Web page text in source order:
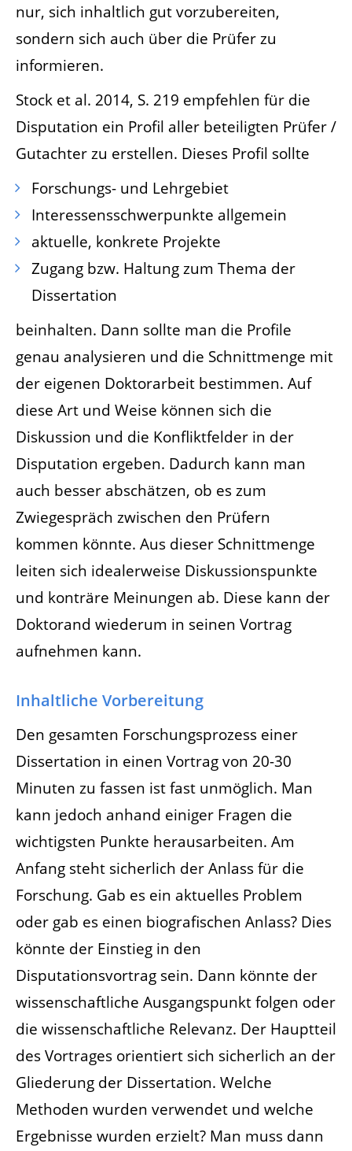
nur, sich inhaltlich gut vorzubereiten,
sondern sich auch über die Prüfer zu
informieren.
Stock et al. 2014, S. 219 empfehlen für die
Disputation ein Profil aller beteiligten Prüfer /
Gutachter zu erstellen. Dieses Profil sollte
Forschungs- und Lehrgebiet
Interessensschwerpunkte allgemein
aktuelle, konkrete Projekte
Zugang bzw. Haltung zum Thema der
Dissertation
beinhalten. Dann sollte man die Profile
genau analysieren und die Schnittmenge mit
der eigenen Doktorarbeit bestimmen. Auf
diese Art und Weise können sich die
Diskussion und die Konfliktfelder in der
Disputation ergeben. Dadurch kann man
auch besser abschätzen, ob es zum
Zwiegespräch zwischen den Prüfern
kommen könnte. Aus dieser Schnittmenge
leiten sich idealerweise Diskussionspunkte
und konträre Meinungen ab. Diese kann der
Doktorand wiederum in seinen Vortrag
aufnehmen kann.
Inhaltliche Vorbereitung
Den gesamten Forschungsprozess einer
Dissertation in einen Vortrag von 20-30
Minuten zu fassen ist fast unmöglich. Man
kann jedoch anhand einiger Fragen die
wichtigsten Punkte herausarbeiten. Am
Anfang steht sicherlich der Anlass für die
Forschung. Gab es ein aktuelles Problem
oder gab es einen biografischen Anlass? Dies
könnte der Einstieg in den
Disputationsvortrag sein. Dann könnte der
wissenschaftliche Ausgangspunkt folgen oder
die wissenschaftliche Relevanz. Der Hauptteil
des Vortrages orientiert sich sicherlich an der
Gliederung der Dissertation. Welche
Methoden wurden verwendet und welche
Ergebnisse wurden erzielt? Man muss dann